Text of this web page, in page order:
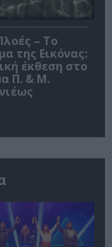
– Το
της Εικόνας:
έκθεση στο
Π. & Μ.